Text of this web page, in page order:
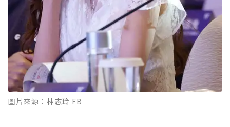
圖片來源：林志玲 FB